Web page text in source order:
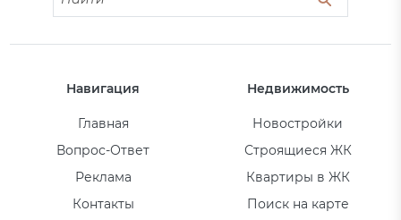
Навигация
Главная
Вопрос-Ответ
Реклама
Контакты
Недвижимость
Новостройки
Строящиеся ЖК
Квартиры в ЖК
Поиск на карте